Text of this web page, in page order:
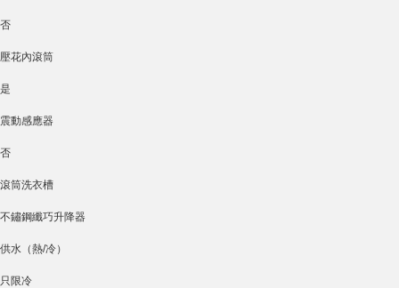
否
壓花內滾筒
是
震動感應器
否
滾筒洗衣槽
不鏽鋼纖巧升降器
供水（熱/冷）
只限冷